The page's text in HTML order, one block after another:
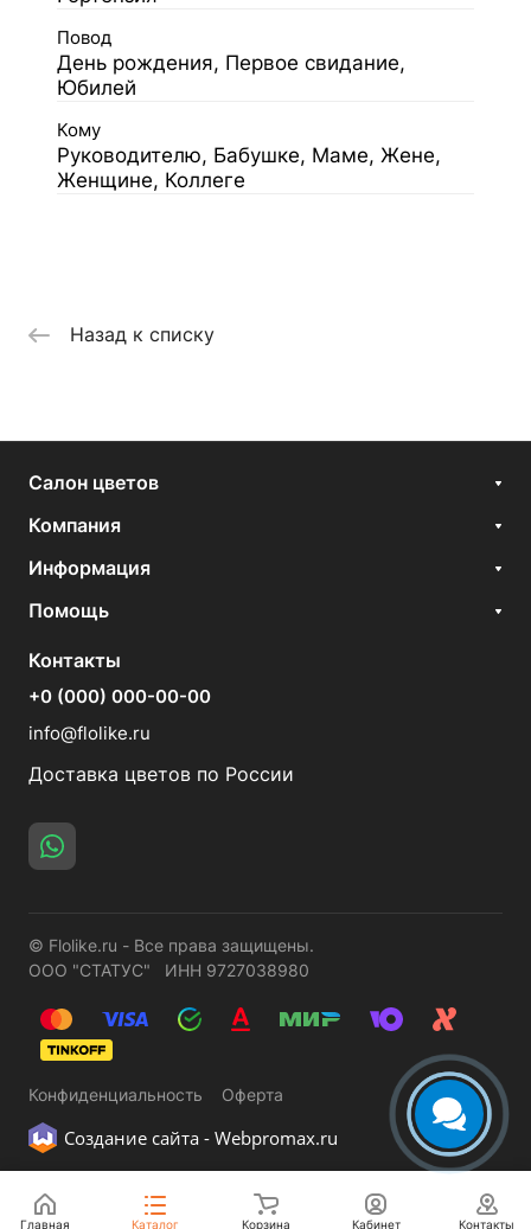
Повод
День рождения, Первое свидание,
Юбилей
Кому
Руководителю, Бабушке, Маме, Жене,
Женщине, Коллеге
Назад к списку
Салон цветов
Компания
Информация
Помощь
Контакты
+0 (000) 000-00-00
info@flolike.ru
Доставка цветов по России
© Flolike.ru - Все права защищены.
ООО "СТАТУС" ИНН 9727038980
Конфиденциальность Оферта
Создание сайта - Webpromax.ru
Главная Каталог Корзина Кабинет Контакты